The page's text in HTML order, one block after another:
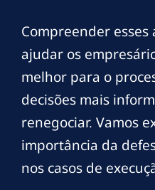
Compreender esses
ajudar os
melhor para o
decisões mais
renegociar. Vamos
importância da
nos casos de